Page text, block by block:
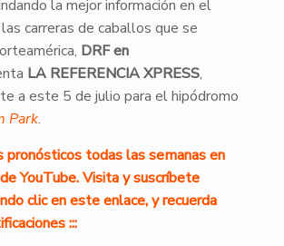
la mejor información en el
carreras de caballos que se
DRF en
LA REFERENCIA XPRESS,
a este 5 de julio para el hipódromo
Park.
pronósticos todas las semanas en
YouTube. Visita y suscríbete
clic en este enlace, y recuerda
:::